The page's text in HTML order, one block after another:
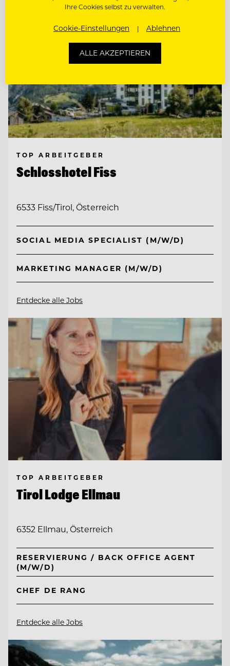
TOP ARBEITGEBER
Schlosshotel Fiss
6533 Fiss/Tirol, Österreich
SOCIAL MEDIA SPECIALIST (M/W/D)
MARKETING MANAGER (M/W/D)
Entdecke alle Jobs
TOP ARBEITGEBER
Tirol Lodge Ellmau
6352 Ellmau, Österreich
RESERVIERUNG / BACK OFFICE AGENT
(M/W/D)
CHEF DE RANG
Entdecke alle Jobs
Ihre Cookies selbst zu verwalten.
Cookie-Einstellungen Ablehnen
ALLE AKZEPTIEREN